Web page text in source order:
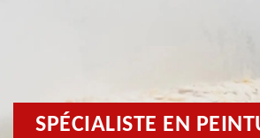
SPÉCIALISTE EN